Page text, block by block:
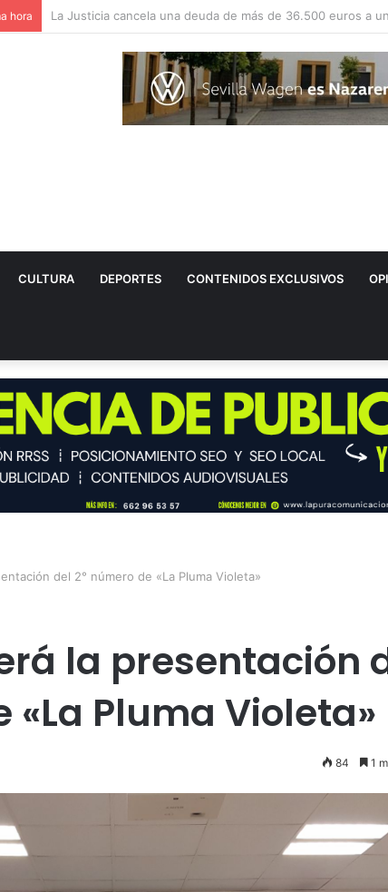
hora Dos nuevos positivos por el virus del Nilo en Dos Hermanas
CULTURA DEPORTES CONTENIDOS EXCLUSIVOS
del 2° número de «La Pluma Violeta»
la presentación
«La Pluma Violeta»
84 1